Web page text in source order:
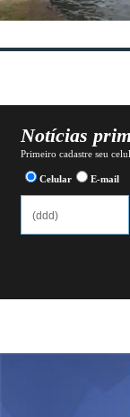
Notícias
Primeiro cadastre seu
Celular E-mail